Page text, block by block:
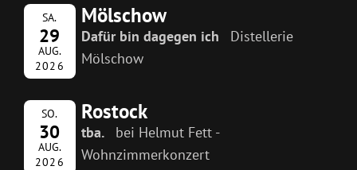
SA.
29
AUG.
2026
Mölschow
Dafür bin dagegen ich
Distellerie
Mölschow
SO.
30
AUG.
2026
Rostock
tba.
bei Helmut Fett -
Wohnzimmerkonzert